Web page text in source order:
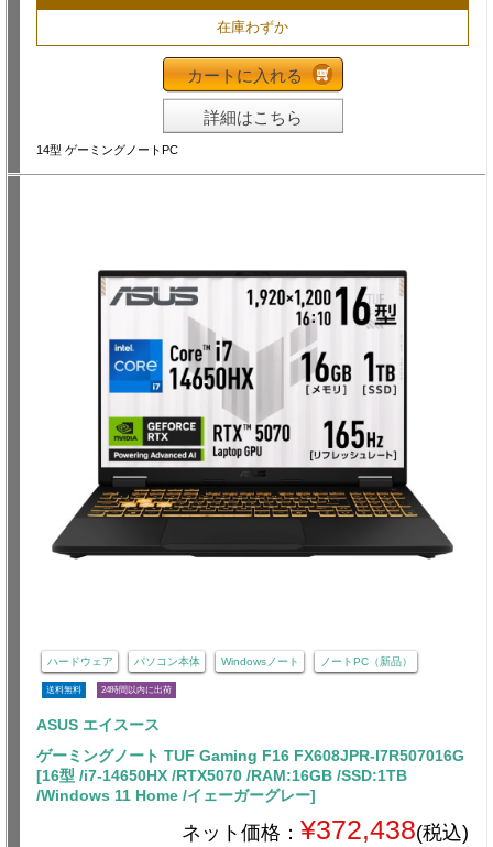
在庫わずか
カートに入れる
詳細はこちら
14型 ゲーミングノートPC
ハードウェア パソコン本体 Windowsノート ノートPC（新品）
送料無料 24時間以内に出荷
ASUS エイスース
ゲーミングノート TUF Gaming F16 FX608JPR-I7R507016G
[16型 /i7-14650HX /RTX5070 /RAM:16GB /SSD:1TB
/Windows 11 Home /イェーガーグレー]
ネット価格： ¥372,438(税込)